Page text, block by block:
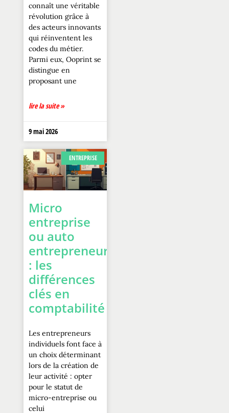
connaît une véritable
révolution grâce à
des acteurs innovants
qui réinventent les
codes du métier.
Parmi eux, Ooprint se
distingue en
proposant une
lire la suite »
9 mai 2026
ENTREPRISE
Micro
entreprise
ou auto
entrepreneur
: les
différences
clés en
comptabilité
Les entrepreneurs
individuels font face à
un choix déterminant
lors de la création de
leur activité : opter
pour le statut de
micro-entreprise ou
celui